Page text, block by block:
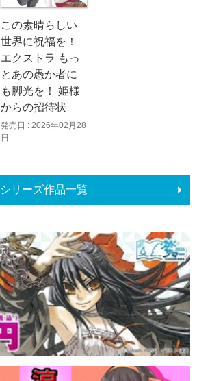
この素晴らしい
世界に祝福を！
エクストラ もっ
とあの愚か者に
も脚光を！ 姫様
からの招待状
発売日 : 2026年02月28
日
シリーズ作品一覧